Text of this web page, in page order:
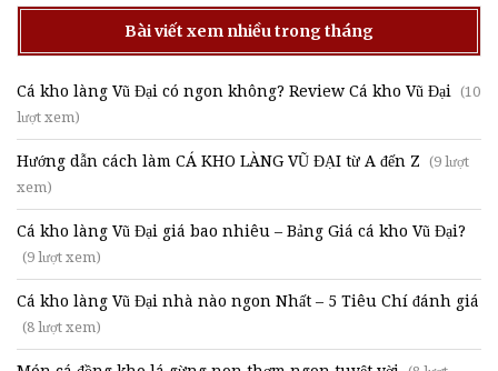
Bài viết xem nhiều trong tháng
Cá kho làng Vũ Đại có ngon không? Review Cá kho Vũ Đại (10
lượt xem)
Hướng dẫn cách làm CÁ KHO LÀNG VŨ ĐẠI từ A đến Z (9 lượt
xem)
Cá kho làng Vũ Đại giá bao nhiêu – Bảng Giá cá kho Vũ Đại?
(9 lượt xem)
Cá kho làng Vũ Đại nhà nào ngon Nhất – 5 Tiêu Chí đánh giá
(8 lượt xem)